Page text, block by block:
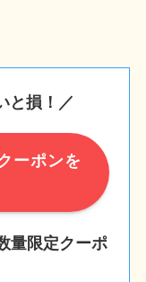
と損！／
ーポンを
量限定クーポ